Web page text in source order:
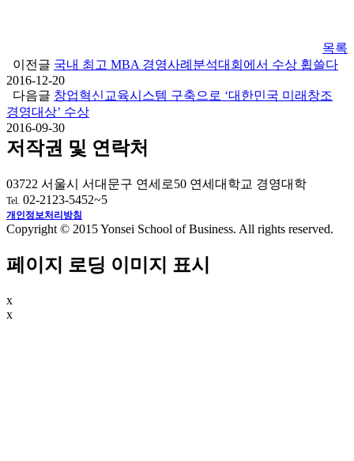
목록
이전글 국내 최고 MBA 경영사례분석대회에서 수상 휩쓸다
2016-12-20
다음글 창업혁신교육시스템 구축으로 ‘대한민국 미래창조
경영대상’ 수상
2016-09-30
저작권 및 연락처
03722 서울시 서대문구 연세로50 연세대학교 경영대학
Tel. 02-2123-5452~5
개인정보처리방침
Copyright © 2015 Yonsei School of Business. All rights reserved.
페이지 로딩 이미지 표시
x
x